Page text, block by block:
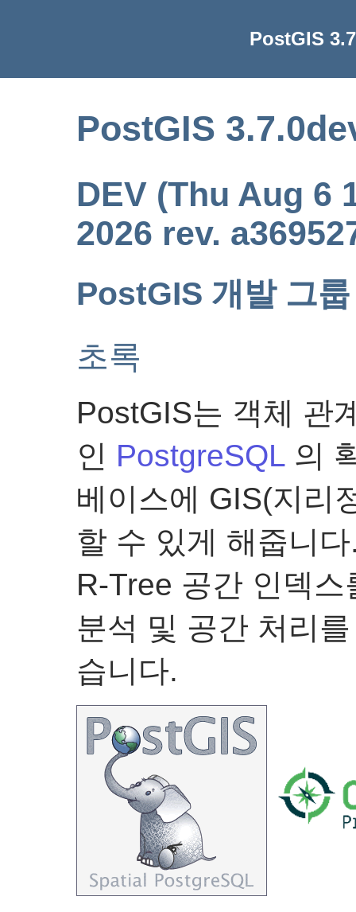
PostGIS
PostGIS
DEV (Thu Aug 6
2026 rev.
PostGIS 개발 그룹
초록
PostGIS는 객체 관
인 PostgreSQL 의
베이스에 GIS(지리
할 수 있게 해줍니
R-Tree 공간 인덱
분석 및 공간 처리
습니다.